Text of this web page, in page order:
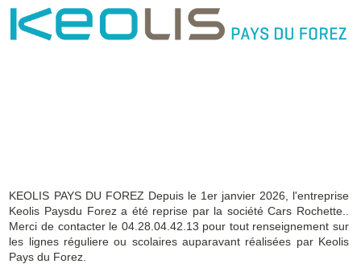
KEOLIS PAYS DU FOREZ Depuis le 1er janvier 2026, l'entreprise
Keolis Paysdu Forez a été reprise par la société Cars Rochette..
Merci de contacter le 04.28.04.42.13 pour tout renseignement sur
les lignes réguliere ou scolaires auparavant réalisées par Keolis
Pays du Forez.